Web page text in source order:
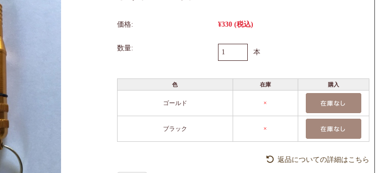
価格: ¥330 (税込)
数量:
本
色 在庫 購入
ゴールド ×
ブラック ×
返品についての詳細はこちら